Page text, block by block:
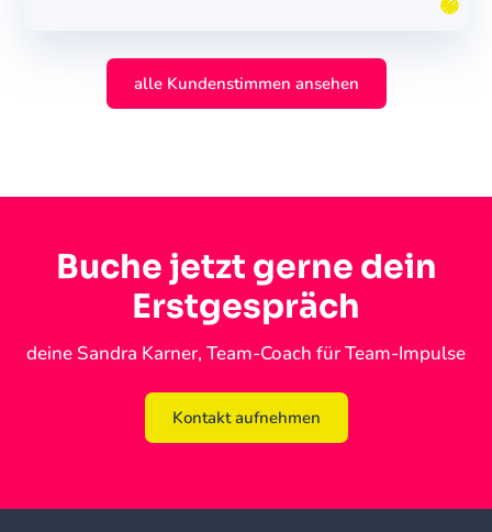
alle Kundenstimmen ansehen
Buche jetzt gerne dein
Erstgespräch
deine Sandra Karner, Team-Coach für Team-Impulse
Kontakt aufnehmen